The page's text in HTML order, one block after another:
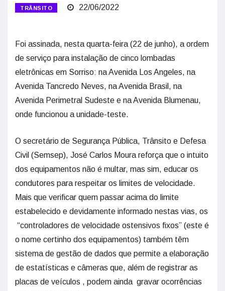
TRÂNSITO 22/06/2022
Foi assinada, nesta quarta-feira (22 de junho), a ordem
de serviço para instalação de cinco lombadas
eletrônicas em Sorriso: na Avenida Los Angeles, na
Avenida Tancredo Neves, na Avenida Brasil, na
Avenida Perimetral Sudeste e na Avenida Blumenau,
onde funcionou a unidade-teste.
O secretário de Segurança Pública, Trânsito e Defesa
Civil (Semsep), José Carlos Moura reforça que o intuito
dos equipamentos não é multar, mas sim, educar os
condutores para respeitar os limites de velocidade.
Mais que verificar quem passar acima do limite
estabelecido e devidamente informado nestas vias, os
“controladores de velocidade ostensivos fixos” (este é
o nome certinho dos equipamentos) também têm
sistema de gestão de dados que permite a elaboração
de estatísticas e câmeras que, além de registrar as
placas de veículos , podem ainda gravar ocorrências